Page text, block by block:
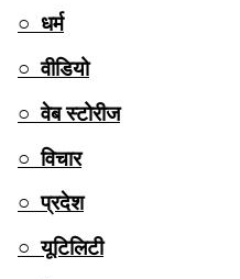
○ धर्म
○ वीडियो
○ वेब स्टोरीज
○ विचार
○ प्रदेश
○ यूटिलिटी